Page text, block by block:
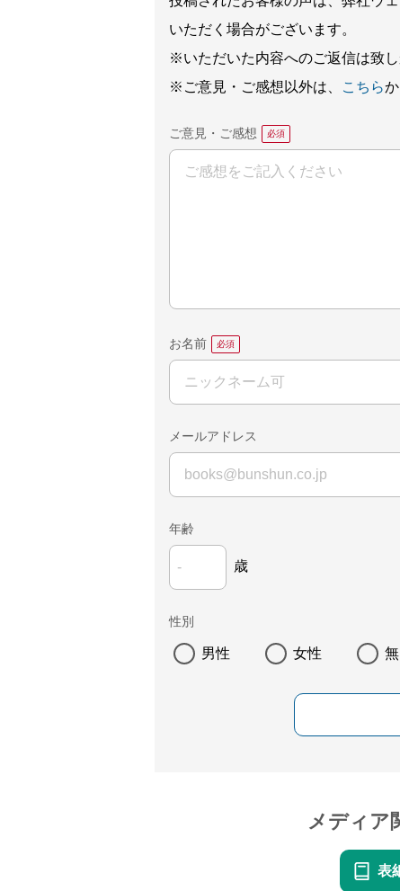
いただく場合がございます。
※いただいた内容へのご返信は致
※ご意見・ご感想以外は、
こちら
ご意見・ご感想
お名前
メールアドレス
年齢
歳
性別
男性 女性
メディア
表